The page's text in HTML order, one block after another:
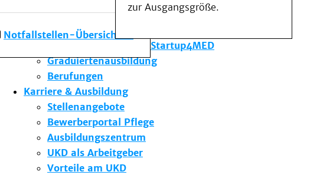
Notfallstellen-Übersicht
zur Ausgangsgröße.
Forschung am UKD
Studium & Lehre
Gründungsförderung Startup4MED
Graduiertenausbildung
Berufungen
Karriere & Ausbildung
Stellenangebote
Bewerberportal Pflege
Ausbildungszentrum
UKD als Arbeitgeber
Vorteile am UKD